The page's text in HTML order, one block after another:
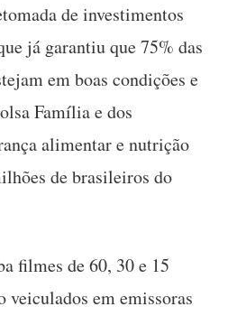
de investimentos
já garantiu que 75% das
em boas condições e
Família e dos
alimentar e nutrição
de brasileiros do
filmes de 60, 30 e 15
veiculados em emissoras